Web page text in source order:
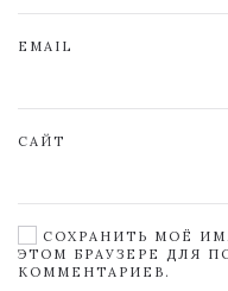
EMAIL
САЙТ
СОХРАНИТЬ МОЁ
ЭТОМ БРАУЗЕРЕ ДЛЯ
КОММЕНТАРИЕВ.